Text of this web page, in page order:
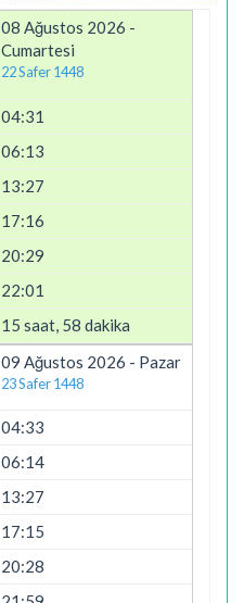
08 Ağustos 2026 -
Cumartesi
22 Safer 1448
04:31
06:13
13:27
17:16
20:29
22:01
15 saat, 58 dakika
09 Ağustos 2026 - Pazar
23 Safer 1448
04:33
06:14
13:27
17:15
20:28